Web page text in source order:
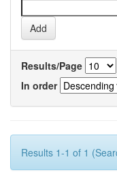
Results/Page
In order
Results 1-1 of 1